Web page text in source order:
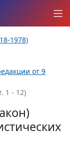
1978)
от 9
1 - 12)